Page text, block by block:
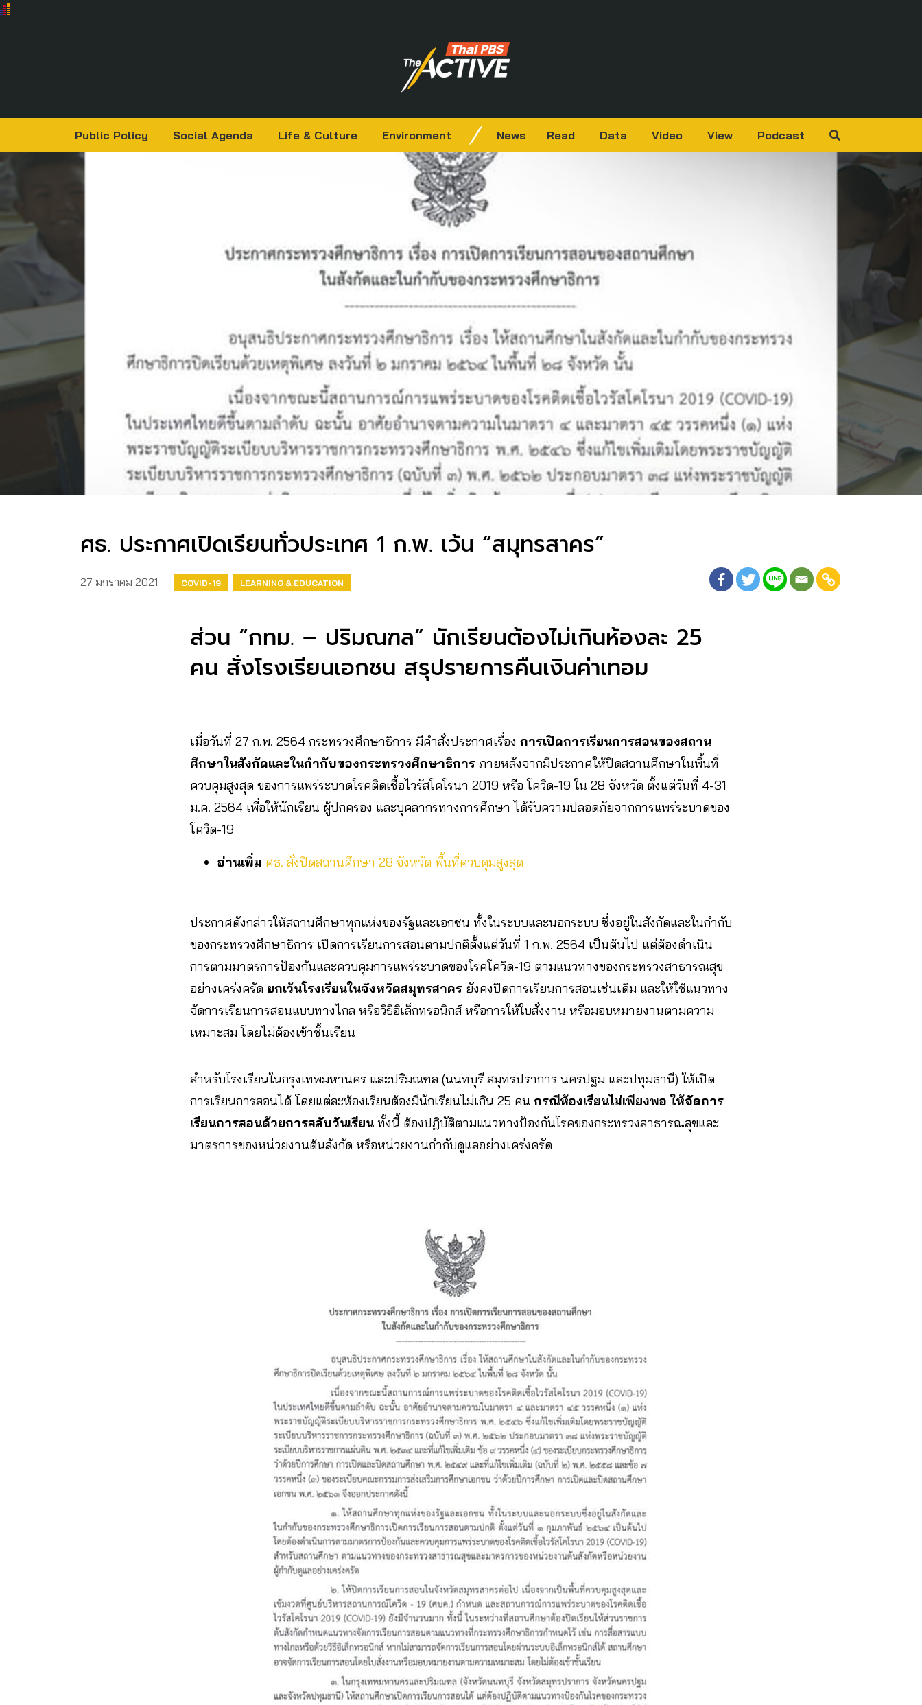
Public Policy Social Agenda Life & Culture Environment News Read Data Video View Podcast
ศธ. ประกาศเปิดเรียนทั่วประเทศ 1 ก.พ. เว้น “สมุทรสาคร”
27 มกราคม 2021 COVID-19 LEARNING & EDUCATION
ส่วน “กทม. – ปริมณฑล” นักเรียนต้องไม่เกินห้องละ 25
คน สั่งโรงเรียนเอกชน สรุปรายการคืนเงินค่าเทอม
เมื่อวันที่ 27 ก.พ. 2564 กระทรวงศึกษาธิการ มีคำสั่งประกาศเรื่อง การเปิดการเรียนการสอนของสถาน
ศึกษาในสังกัดและในกำกับของกระทรวงศึกษาธิการ ภายหลังจากมีประกาศให้ปิดสถานศึกษาในพื้นที่
ควบคุมสูงสุด ของการแพร่ระบาดโรคติดเชื้อไวรัสโคโรนา 2019 หรือ โควิด-19 ใน 28 จังหวัด ตั้งแต่วันที่ 4-31
ม.ค. 2564 เพื่อให้นักเรียน ผู้ปกครอง และบุคลากรทางการศึกษา ได้รับความปลอดภัยจากการแพร่ระบาดของ
โควิด-19
อ่านเพิ่ม ศธ. สั่งปิดสถานศึกษา 28 จังหวัด พื้นที่ควบคุมสูงสุด
ประกาศดังกล่าวให้สถานศึกษาทุกแห่งของรัฐและเอกชน ทั้งในระบบและนอกระบบ ซึ่งอยู่ในสังกัดและในกำกับ
ของกระทรวงศึกษาธิการ เปิดการเรียนการสอนตามปกติตั้งแต่วันที่ 1 ก.พ. 2564 เป็นต้นไป แต่ต้องดำเนิน
การตามมาตรการป้องกันและควบคุมการแพร่ระบาดของโรคโควิด-19 ตามแนวทางของกระทรวงสาธารณสุข
อย่างเคร่งครัด ยกเว้นโรงเรียนในจังหวัดสมุทรสาคร ยังคงปิดการเรียนการสอนเช่นเดิม และให้ใช้แนวทาง
จัดการเรียนการสอนแบบทางไกล หรือวิธีอิเล็กทรอนิกส์ หรือการให้ใบสั่งงาน หรือมอบหมายงานตามความ
เหมาะสม โดยไม่ต้องเข้าชั้นเรียน
สำหรับโรงเรียนในกรุงเทพมหานคร และปริมณฑล (นนทบุรี สมุทรปราการ นครปฐม และปทุมธานี) ให้เปิด
การเรียนการสอนได้ โดยแต่ละห้องเรียนต้องมีนักเรียนไม่เกิน 25 คน กรณีห้องเรียนไม่เพียงพอ ให้จัดการ
เรียนการสอนด้วยการสลับวันเรียน ทั้งนี้ ต้องปฏิบัติตามแนวทางป้องกันโรคของกระทรวงสาธารณสุขและ
มาตรการของหน่วยงานต้นสังกัด หรือหน่วยงานกำกับดูแลอย่างเคร่งครัด